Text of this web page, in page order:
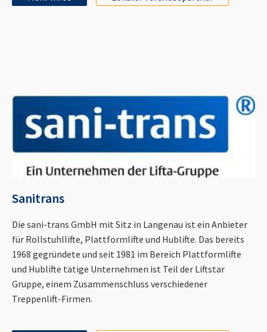
Sanitrans
Die sani-trans GmbH mit Sitz in Langenau ist ein Anbieter
für Rollstuhllifte, Plattformlifte und Hublifte. Das bereits
1968 gegründete und seit 1981 im Bereich Plattformlifte
und Hublifte tätige Unternehmen ist Teil der Liftstar
Gruppe, einem Zusammenschluss verschiedener
Treppenlift-Firmen.